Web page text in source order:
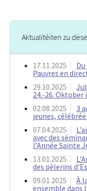
Aktualitéiten zu
17.11.2025
Pauvres en
29.10.2025
24.-26. Oktober
02.08.2025
3
jeunes,
07.04.2025
avec des
l’Année Sainte
13.01.2025
des pèlerins
09.01.2025
À
ensemble dans